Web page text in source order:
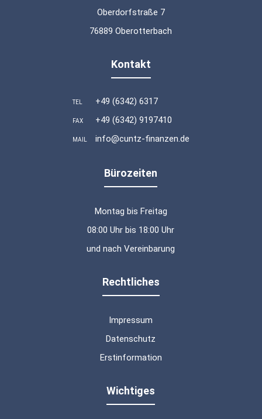
Oberdorfstraße 7
76889 Oberotterbach
Kontakt
TEL +49 (6342) 6317
FAX +49 (6342) 9197410
MAIL info@cuntz-finanzen.de
Bürozeiten
Montag bis Freitag
08:00 Uhr bis 18:00 Uhr
und nach Vereinbarung
Rechtliches
Impressum
Datenschutz
Erstinformation
Wichtiges